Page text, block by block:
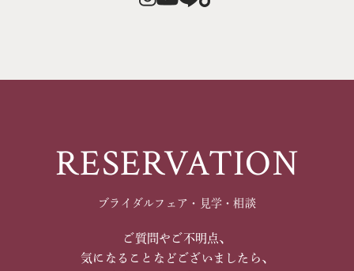
RESERVATION
ブライダルフェア・見学・相談
ご質問やご不明点、
気になることなどございましたら、